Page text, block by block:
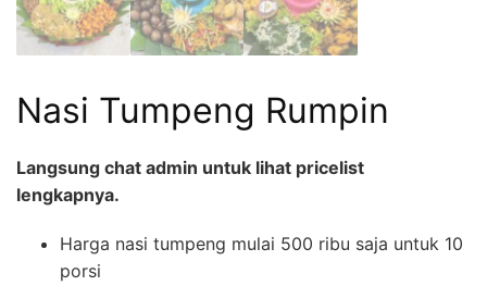
Nasi Tumpeng Rumpin
Langsung chat admin untuk lihat pricelist
lengkapnya.
Harga nasi tumpeng mulai 500 ribu saja untuk 10
porsi